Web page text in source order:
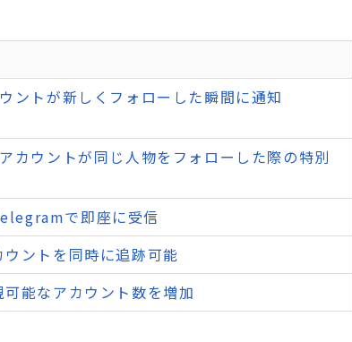
ントが新しくフォローした瞬間に通知
カウントが同じ人物をフォローした際の特別
で即座に受信
ントを同時に追跡可能
能なアカウント数を増加